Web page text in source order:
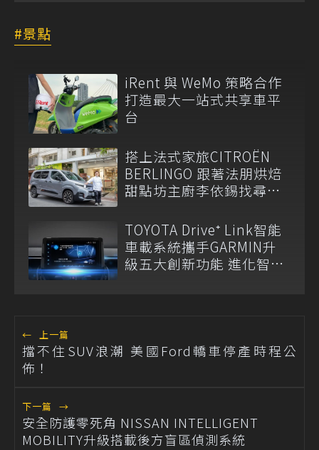
景點
iRent 與 WeMo 策略合作
打造最大一站式共享車平
台
搭上法式家旅CITROËN
BERLINGO 跟著法朋烘焙
甜點坊主廚李依錫找尋生
TOYOTA Drive⁺ Link智能
車載系統攜手GARMIN升
級五大創新功能 進化智慧
← 上一篇
擋不住SUV浪潮 美國Ford轎車停產時程公
佈！
下一篇 →
安全防護零死角 NISSAN INTELLIGENT
MOBILITY升級搭載後方盲區偵測系統